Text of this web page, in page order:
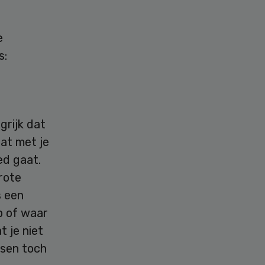
dat
met je
gaat.
een
of waar
je niet
toch